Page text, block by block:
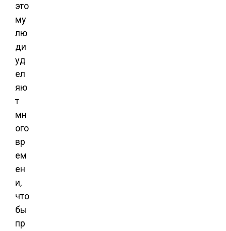
это
му
лю
ди
уд
ел
яю
т
мн
ого
вр
ем
ен
и,
что
бы
пр